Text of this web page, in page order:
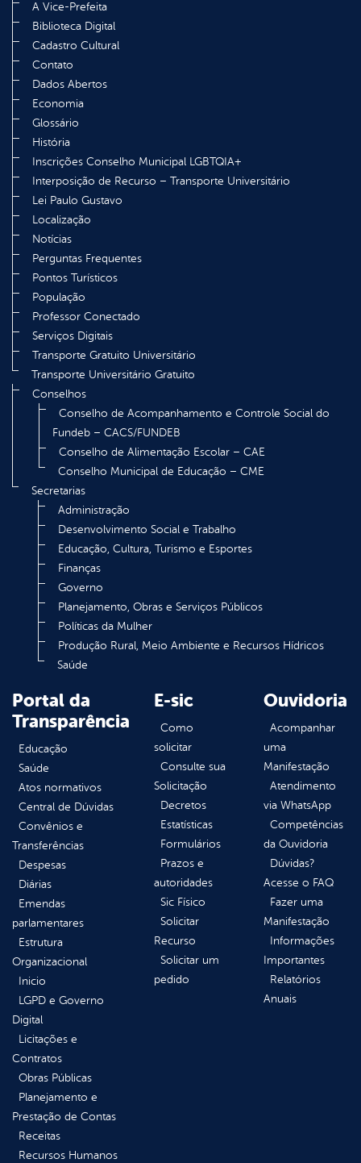
A Vice-Prefeita
Biblioteca Digital
Cadastro Cultural
Contato
Dados Abertos
Economia
Glossário
História
Inscrições Conselho Municipal LGBTQIA+
Interposição de Recurso – Transporte Universitário
Lei Paulo Gustavo
Localização
Notícias
Perguntas Frequentes
Pontos Turísticos
População
Professor Conectado
Serviços Digitais
Transporte Gratuito Universitário
Transporte Universitário Gratuito
Conselhos
Conselho de Acompanhamento e Controle Social do
Fundeb – CACS/FUNDEB
Conselho de Alimentação Escolar – CAE
Conselho Municipal de Educação – CME
Secretarias
Administração
Desenvolvimento Social e Trabalho
Educação, Cultura, Turismo e Esportes
Finanças
Governo
Planejamento, Obras e Serviços Públicos
Políticas da Mulher
Produção Rural, Meio Ambiente e Recursos Hídricos
Saúde
Portal da
Transparência
Educação
Saúde
Atos normativos
Central de Dúvidas
Convênios e
Transferências
Despesas
Diárias
Emendas
parlamentares
Estrutura
Organizacional
Inicio
LGPD e Governo
Digital
Licitações e
Contratos
Obras Públicas
Planejamento e
Prestação de Contas
Receitas
Recursos Humanos
E-sic
Como
solicitar
Consulte sua
Solicitação
Decretos
Estatísticas
Formulários
Prazos e
autoridades
Sic Físico
Solicitar
Recurso
Solicitar um
pedido
Ouvidoria
Acompanhar
uma
Manifestação
Atendimento
via WhatsApp
Competências
da Ouvidoria
Dúvidas?
Acesse o FAQ
Fazer uma
Manifestação
Informações
Importantes
Relatórios
Anuais